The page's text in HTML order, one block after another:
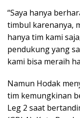
“Saya hanya
timbul karenanya,
hanya tim kami
pendukung yang
kami bisa meraih
Namun Hodak
tim kemungkinan
Leg 2 saat